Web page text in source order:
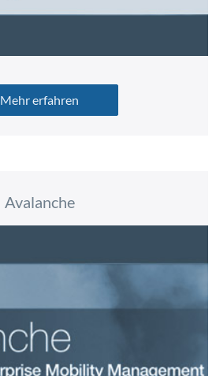
Mehr erfahren
Avalanche